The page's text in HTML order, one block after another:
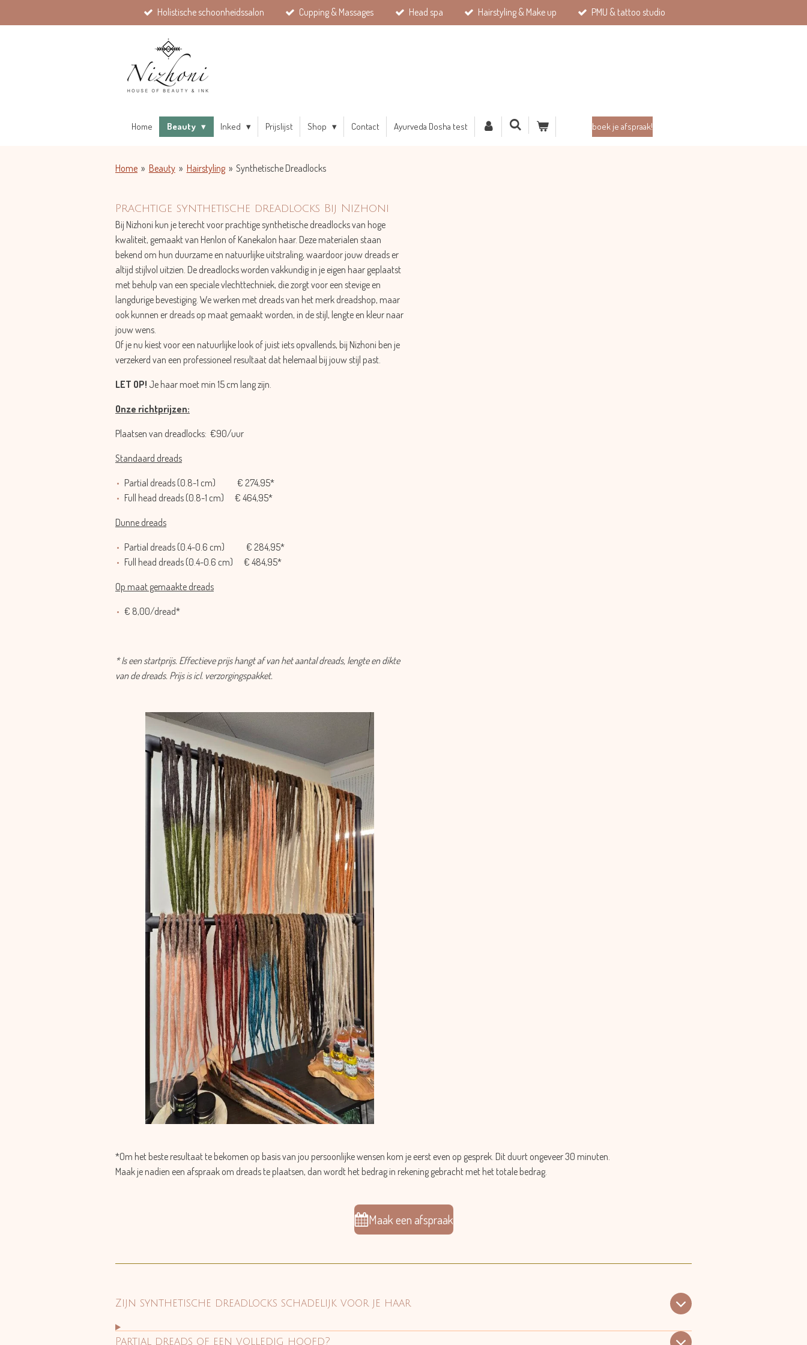
direct
Holistische schoonheidssalon Cupping & Massages Head spa Hairstyling & Make up PMU & tattoo studio
Home Beauty Inked Prijslijst Shop Contact Ayurveda Dosha test boek je afspraak!
Home » Beauty » Hairstyling » Synthetische Dreadlocks
Prachtige synthetische dreadlocks Bij Nizhoni
Bij Nizhoni kun je terecht voor prachtige synthetische dreadlocks van hoge
kwaliteit, gemaakt van Henlon of Kanekalon haar. Deze materialen staan
bekend om hun duurzame en natuurlijke uitstraling, waardoor jouw dreads er
altijd stijlvol uitzien. De dreadlocks worden vakkundig in je eigen haar geplaatst
met behulp van een speciale vlechttechniek, die zorgt voor een stevige en
langdurige bevestiging. We werken met dreads van het merk dreadshop, maar
ook kunnen er dreads op maat gemaakt worden, in de stijl, lengte en kleur naar
jouw wens.
Of je nu kiest voor een natuurlijke look of juist iets opvallends, bij Nizhoni ben je
verzekerd van een professioneel resultaat dat helemaal bij jouw stijl past.
LET OP! Je haar moet min 15 cm lang zijn.
Onze richtprijzen:
Plaatsen van dreadlocks: €90/uur
Standaard dreads
Partial dreads (0.8-1 cm) € 274,95*
Full head dreads (0.8-1 cm) € 464,95*
Dunne dreads
Partial dreads (0.4-0.6 cm) € 284,95*
Full head dreads (0.4-0.6 cm) € 484,95*
Op maat gemaakte dreads
€ 8,00/dread*
* Is een startprijs. Effectieve prijs hangt af van het aantal dreads, lengte en dikte
van de dreads. Prijs is icl. verzorgingspakket.
*Om het beste resultaat te bekomen op basis van jou persoonlijke wensen kom je eerst even op gesprek. Dit duurt ongeveer 30 minuten.
Maak je nadien een afspraak om dreads te plaatsen, dan wordt het bedrag in rekening gebracht met het totale bedrag.
Maak een afspraak
Zijn synthetische dreadlocks schadelijk voor je haar
Partial dreads of een volledig hoofd?